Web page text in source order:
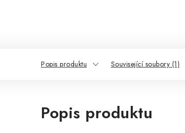
Popis produktu Související soubory (1)
Popis produktu